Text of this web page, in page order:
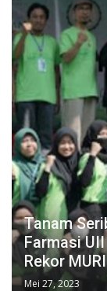
Tanam
Farmasi
Rekor MURI
Mei 27, 2023